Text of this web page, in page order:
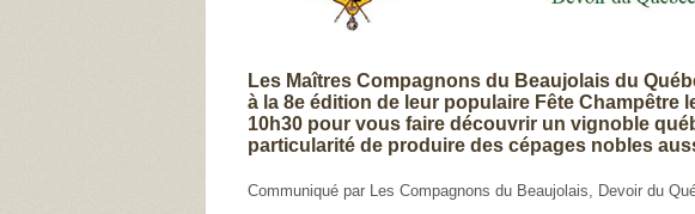
Les Maîtres Compagnons du Beaujolais du
à la 8e édition de leur populaire Fête Champêtre
10h30 pour vous faire découvrir un vignoble
particularité de produire des cépages nobles
Communiqué par Les Compagnons du Beaujolais, Devoir du